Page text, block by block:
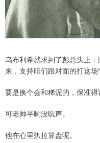
乌布利希就求到了彭总头上
来，支持咱们跟对面的打这场“
要是换个会和稀泥的，保准得
可老帅半晌没吭声。
他在心里扒拉算盘呢。